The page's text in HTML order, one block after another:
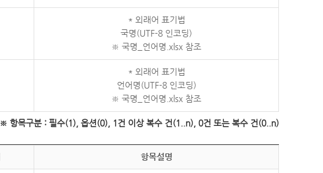
* 외래어 표기법
국명(UTF-8 인코딩)
※ 국명_언어명.xlsx 참조
* 외래어 표기법
언어명(UTF-8 인코딩)
※ 국명_언어명.xlsx 참조
※ 항목구분 : 필수(1), 옵션(0), 1건 이상 복수 건(1..n), 0건 또는 복수 건(0..n)
항목설명